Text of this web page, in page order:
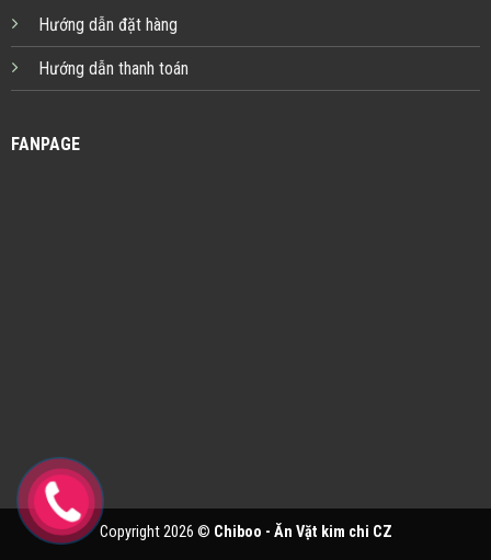
Hướng dẫn đặt hàng
Hướng dẫn thanh toán
FANPAGE
Copyright 2026 © Chiboo - Ăn Vặt kim chi CZ